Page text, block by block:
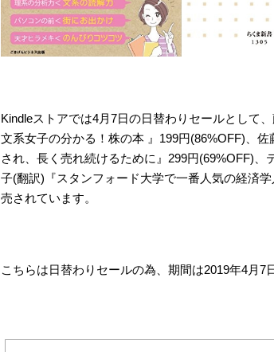
Kindleストアでは4月7日の日替わりセールとして
文系女子の分かる！株の本 』199円(86%OFF)、
され、長く売れ続けるために』299円(69%OFF)
子(翻訳)『スタンフォード大学で一番人気の経済
売されています。
こちらは日替わりセールの為、期間は2019年4月7